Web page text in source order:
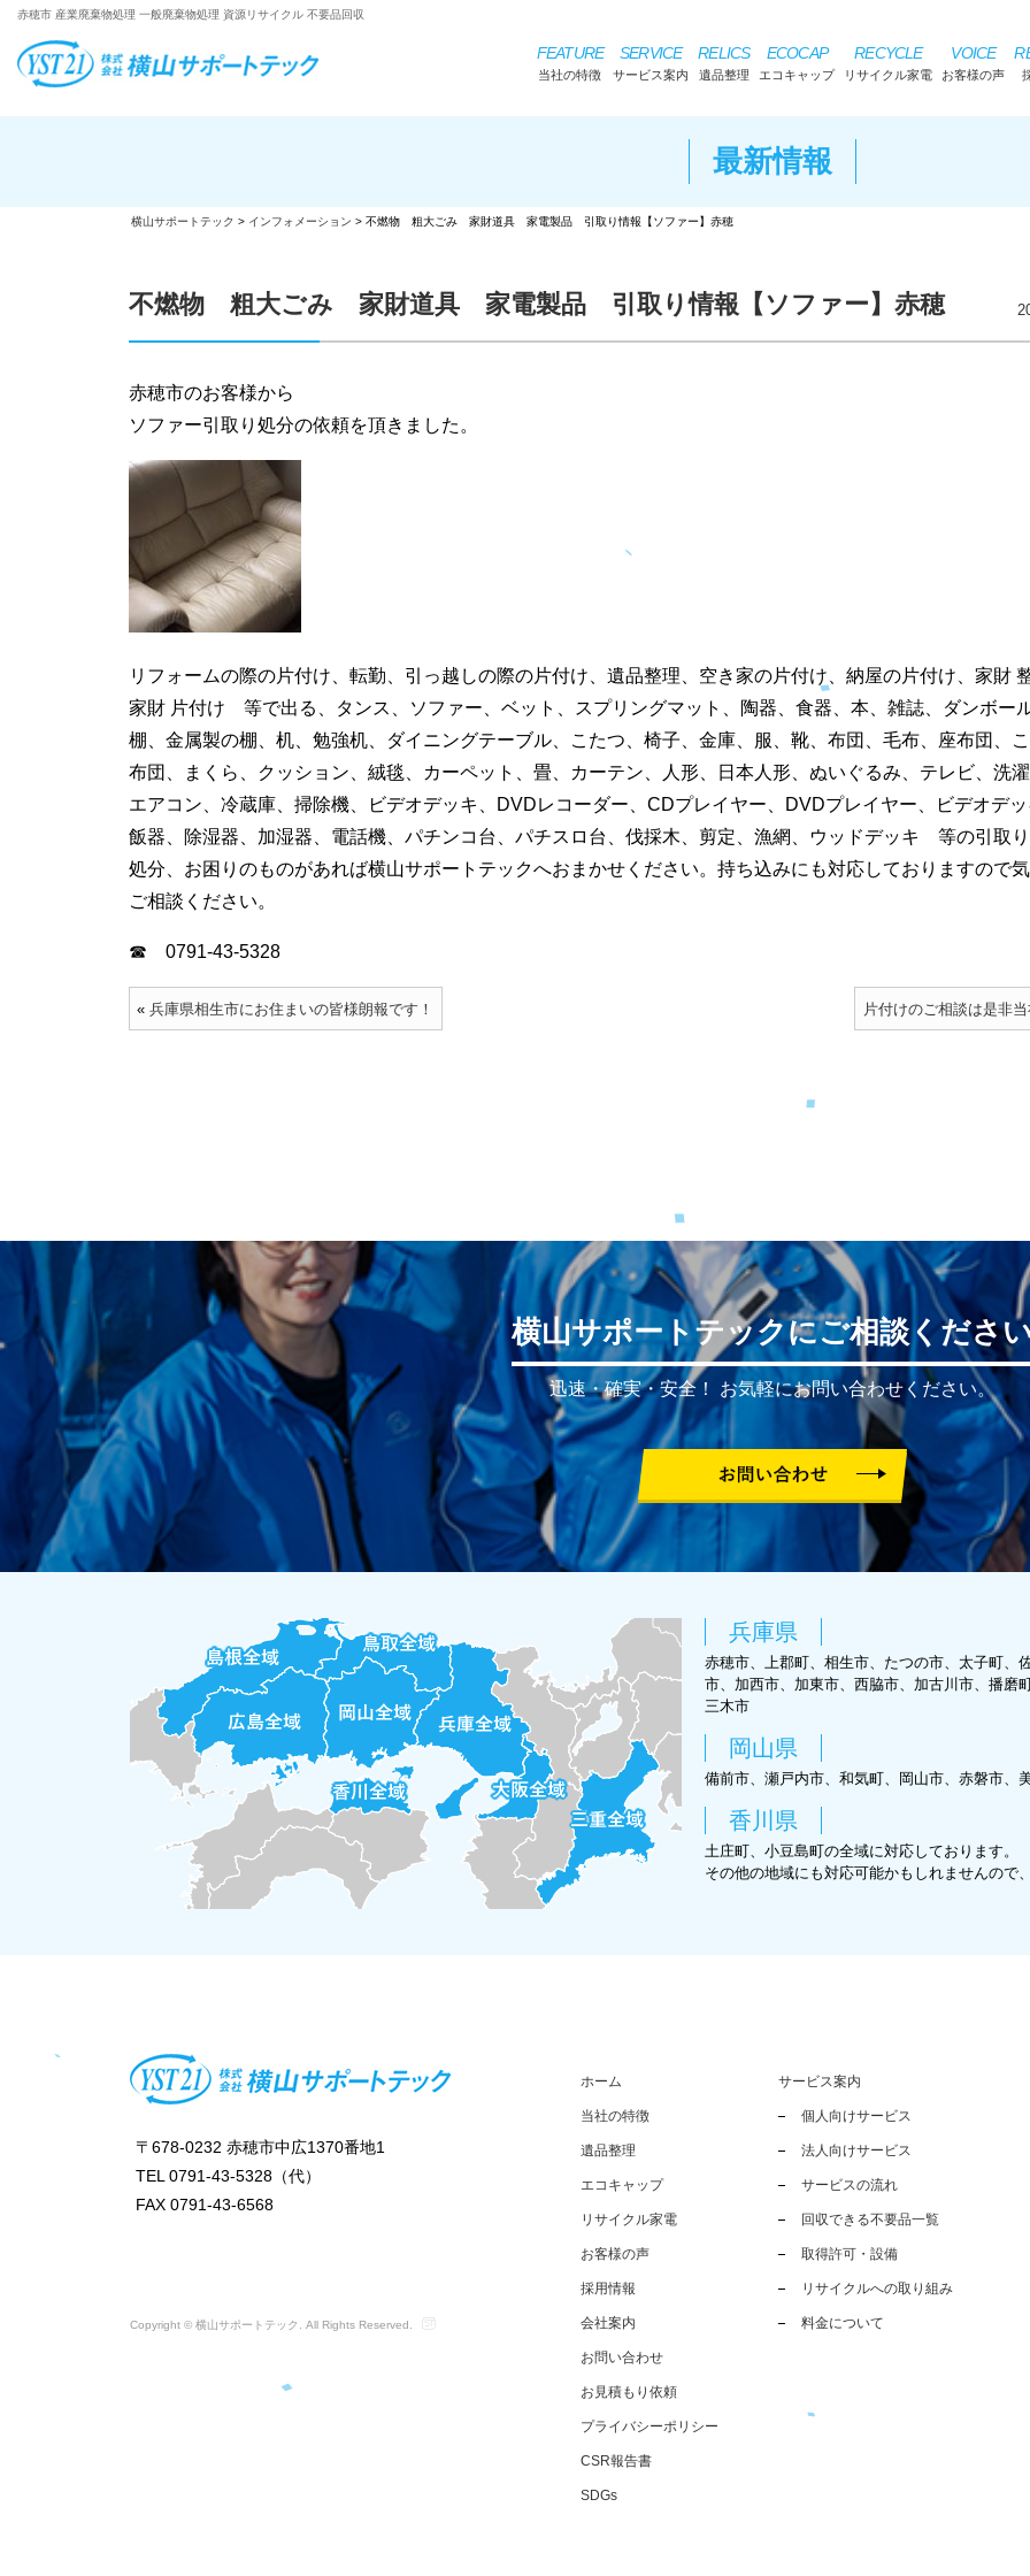
赤穂市 産業廃棄物処理 一般廃棄物処理 資源リサイクル 不要品回収
FEATURE
当社の特徴
SERVICE
サービス案内
RELICS
遺品整理
ECOCAP
エコキャップ
RECYCLE
リサイクル家電
VOICE
お客様の声
最新情報
横山サポートテック > インフォメーション > 不燃物 粗大ごみ 家財道具 家電製品 引取り情報【ソファー】赤穂
不燃物 粗大ごみ 家財道具 家電製品 引取り情報【ソファー】赤穂
赤穂市のお客様から
ソファー引取り処分の依頼を頂きました。
リフォームの際の片付け、転勤、引っ越しの際の片付け、遺品整理、空き家の片付け、納屋の片付け、家財
家財 片付け 等で出る、タンス、ソファー、ベット、スプリングマット、陶器、食器、本、雑誌、ダンボー
棚、金属製の棚、机、勉強机、ダイニングテーブル、こたつ、椅子、金庫、服、靴、布団、毛布、座布団、
布団、まくら、クッション、絨毯、カーペット、畳、カーテン、人形、日本人形、ぬいぐるみ、テレビ、洗
エアコン、冷蔵庫、掃除機、ビデオデッキ、DVDレコーダー、CDプレイヤー、DVDプレイヤー、ビデオデ
飯器、除湿器、加湿器、電話機、パチンコ台、パチスロ台、伐採木、剪定、漁網、ウッドデッキ 等の引取
処分、お困りのものがあれば横山サポートテックへおまかせください。持ち込みにも対応しておりますので
ご相談ください。
☎ 0791-43-5328
«兵庫県相生市にお住まいの皆様朗報です！ 片付けのご相談は是非
横山サポートテックにご相談くださ
迅速・確実・安全！ お気軽にお問い合わせください。
兵庫県
赤穂市、上郡町、相生市、たつの市、太子町、
市、加西市、加東市、西脇市、加古川市、播磨
三木市
岡山県
備前市、瀬戸内市、和気町、岡山市、赤磐市、
香川県
土庄町、小豆島町の全域に対応しております。
その他の地域にも対応可能かもしれませんので
〒678-0232 赤穂市中広1370番地1
TEL 0791-43-5328（代）
FAX 0791-43-6568
Copyright © 横山サポートテック. All Rights Reserved.
ホーム
当社の特徴
遺品整理
エコキャップ
リサイクル家電
お客様の声
採用情報
会社案内
お問い合わせ
お見積もり依頼
プライバシーポリシー
CSR報告書
SDGs
サービス案内
個人向けサービス
法人向けサービス
サービスの流れ
回収できる不要品一覧
取得許可・設備
リサイクルへの取り組み
料金について